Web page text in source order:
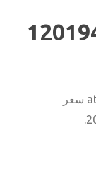
سعر
.